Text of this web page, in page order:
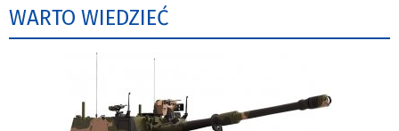
WARTO WIEDZIEĆ